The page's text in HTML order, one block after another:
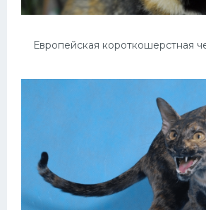
Европейская короткошерстная